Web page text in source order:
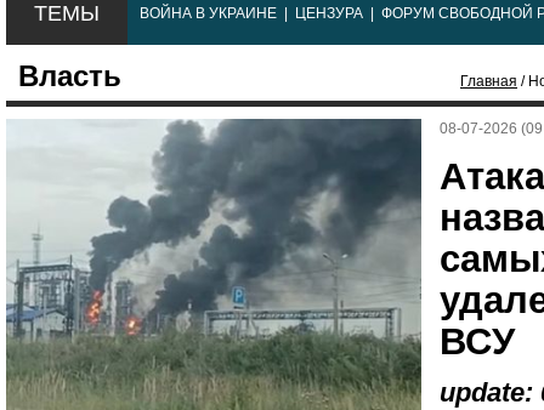
ТЕМЫ ВОЙНА В УКРАИНЕ ЦЕНЗУРА ФОРУМ СВОБОДНОЙ
Власть Главная /
08-07-2026
ВСУ
update: